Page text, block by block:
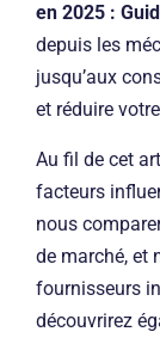
en 2025 :
depuis les
jusqu’aux
et réduire
Au fil de cet
facteurs
nous
de marché, et
fournisseurs
découvrirez